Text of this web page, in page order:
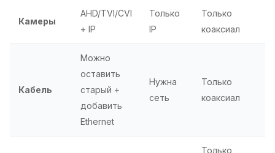
Камеры
AHD/TVI/CVI
+ IP
Только
IP
Только
коаксиал
Кабель
Можно
оставить
старый +
добавить
Ethernet
Нужна
сеть
Только
коаксиал
Только